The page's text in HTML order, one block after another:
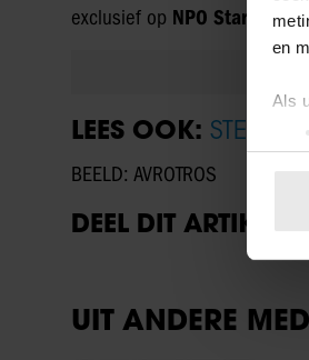
en
Als
exclusief op NPO Start ,
LEES OOK: STEEDS
BEELD: AVROTROS
DEEL DIT ARTIKEL
UIT ANDERE